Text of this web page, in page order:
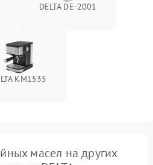
DELTA DE-2001
KM1535
масел на других